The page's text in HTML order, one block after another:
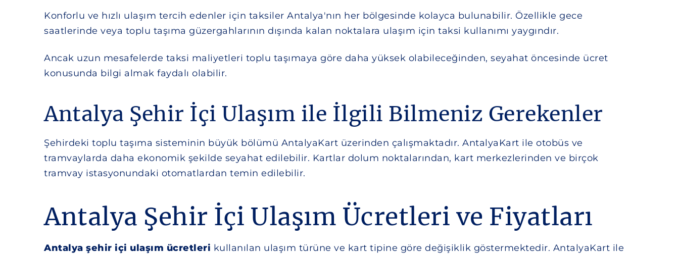
Konforlu ve hızlı ulaşım tercih edenler için taksiler Antalya'nın her bölgesinde kolayca bulunabilir. Özellikle gece
saatlerinde veya toplu taşıma güzergahlarının dışında kalan noktalara ulaşım için taksi kullanımı yaygındır.
Ancak uzun mesafelerde taksi maliyetleri toplu taşımaya göre daha yüksek olabileceğinden, seyahat öncesinde ücret
konusunda bilgi almak faydalı olabilir.
Antalya Şehir İçi Ulaşım ile İlgili Bilmeniz Gerekenler
Şehirdeki toplu taşıma sisteminin büyük bölümü AntalyaKart üzerinden çalışmaktadır. AntalyaKart ile otobüs ve
tramvaylarda daha ekonomik şekilde seyahat edilebilir. Kartlar dolum noktalarından, kart merkezlerinden ve birçok
tramvay istasyonundaki otomatlardan temin edilebilir.
Antalya Şehir İçi Ulaşım Ücretleri ve Fiyatları
Antalya şehir içi ulaşım ücretleri kullanılan ulaşım türüne ve kart tipine göre değişiklik göstermektedir. AntalyaKart ile